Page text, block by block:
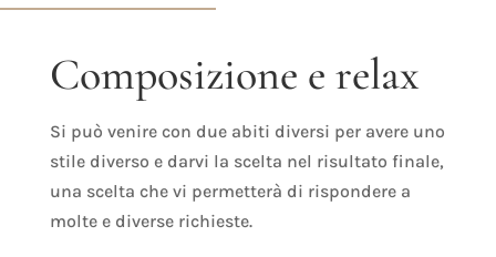
Composizione e relax
Si può venire con due abiti diversi per avere uno
stile diverso e darvi la scelta nel risultato finale,
una scelta che vi permetterà di rispondere a
molte e diverse richieste.